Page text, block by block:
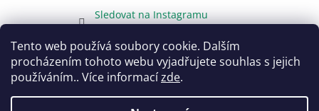
Tento web používá soubory cookie. Dalším
procházením tohoto webu vyjadřujete souhlas s jejich
používáním.. Více informacízde.
Sledovat na Instagramu